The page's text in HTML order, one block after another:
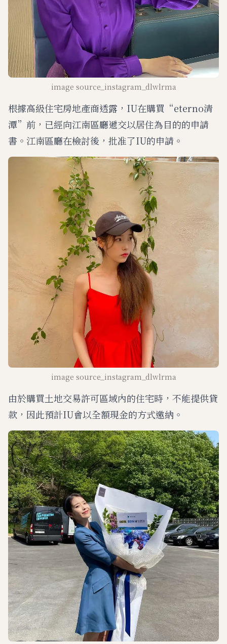
image source_instagram_dlwlrma
根據高級住宅房地產商透露，IU在購買“eterno清
潭”前，已經向江南區廳遞交以居住為目的的申請
書。江南區廳在檢討後，批准了IU的申請。
image source_instagram_dlwlrma
由於購買土地交易許可區域內的住宅時，不能提供貸
款，因此預計IU會以全額現金的方式邀納。